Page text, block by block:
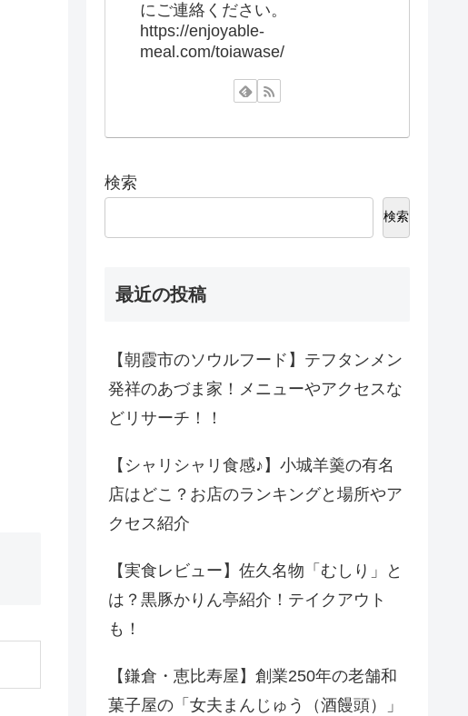
にご連絡ください。
https://enjoyable-
meal.com/toiawase/
検索
検索
最近の投稿
【朝霞市のソウルフード】テフタンメン
発祥のあづま家！メニューやアクセスな
どリサーチ！！
【シャリシャリ食感♪】小城羊羹の有名
店はどこ？お店のランキングと場所やア
クセス紹介
【実食レビュー】佐久名物「むしり」と
は？黒豚かりん亭紹介！テイクアウト
も！
【鎌倉・恵比寿屋】創業250年の老舗和
菓子屋の「女夫まんじゅう（酒饅頭）」